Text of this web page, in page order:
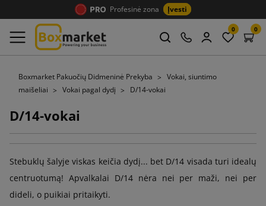
Profesinė zona Įvesti
0 0
Boxmarket Pakuočių Didmeninė Prekyba
Vokai, siuntimo
maišeliai
Vokai pagal dydį D/14-vokai
D/14-vokai
Stebuklų šalyje viskas keičia dydį... bet D/14 visada turi idealų
centruotumą! Apvalkalai D/14 nėra nei per maži, nei per
dideli, o puikiai pritaikyti.